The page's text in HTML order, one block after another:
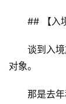
## 【入
谈到入
对象。
那是去